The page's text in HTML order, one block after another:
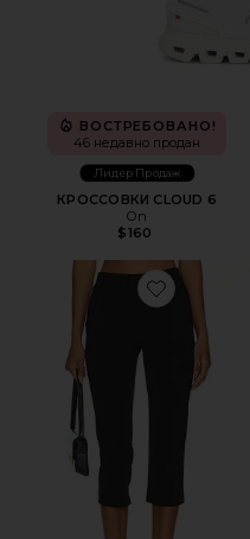
ВОСТРЕБОВАНО!
46 недавно продан
Лидер Продаж
КРОССОВКИ CLOUD 6
On
$160
Favorite КАПРИ